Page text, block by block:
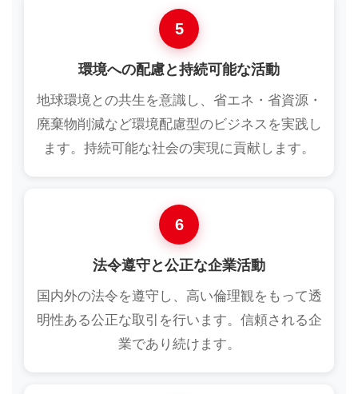
5
環境への配慮と持続可能な活動
地球環境との共生を意識し、省エネ・省資源・
廃棄物削減など環境配慮型のビジネスを実践し
ます。持続可能な社会の実現に貢献します。
6
法令遵守と公正な企業活動
国内外の法令を遵守し、高い倫理観をもって透
明性ある公正な取引を行います。信頼される企
業であり続けます。